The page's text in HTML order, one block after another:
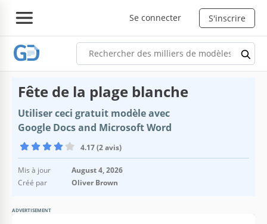
Se connecter S'inscrire
Fête de la plage blanche
Utiliser ceci gratuit modèle avec
Google Docs and Microsoft Word
4.17 (2 avis)
Mis à jour
August 4, 2026
Créé par
Oliver Brown
ADVERTISEMENT